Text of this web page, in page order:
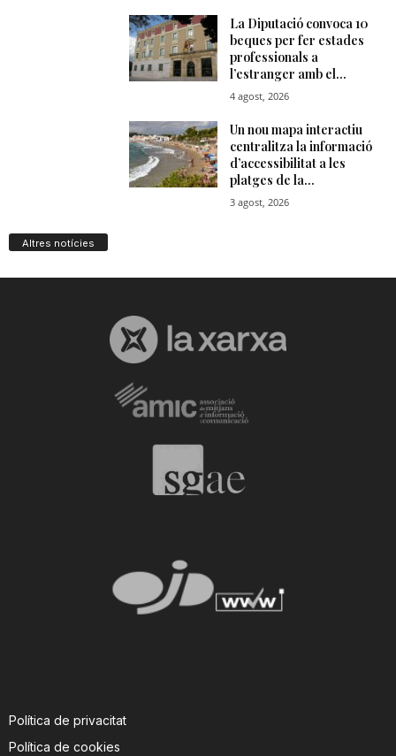
Altres notícies
Política de privacitat
Política de cookies